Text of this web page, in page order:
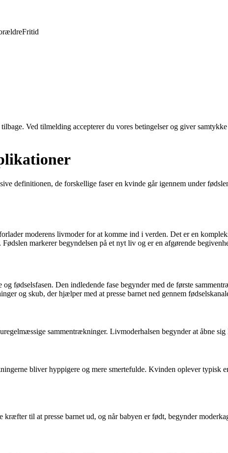
Fritid
Ved tilmelding accepterer du vores betingelser og giver
definitionen, de forskellige faser en kvinde går igennem under
moderens livmoder for at komme ind i verden. Det er en
markerer begyndelsen på et nyt liv og er en afgørende
og fødselsfasen. Den indledende fase begynder med de første
og skub, der hjælper med at presse barnet ned gennem
sammentrækninger. Livmoderhalsen begynder at åbne
bliver hyppigere og mere smertefulde. Kvinden oplever typisk
til at presse barnet ud, og når babyen er født, begynder